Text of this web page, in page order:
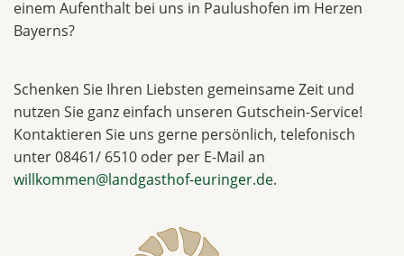
einem Aufenthalt bei uns in Paulushofen im Herzen
Bayerns?
Schenken Sie Ihren Liebsten gemeinsame Zeit und
nutzen Sie ganz einfach unseren Gutschein-Service!
Kontaktieren Sie uns gerne persönlich, telefonisch
unter 08461/ 6510 oder per E-Mail an
willkommen@landgasthof-euringer.de.